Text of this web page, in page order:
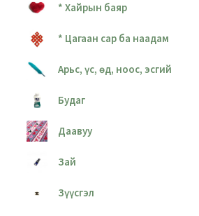
* Хайрын баяр
* Цагаан сар ба наадам
Арьс, үс, өд, ноос, эсгий
Будаг
Даавуу
Зай
Зүүсгэл